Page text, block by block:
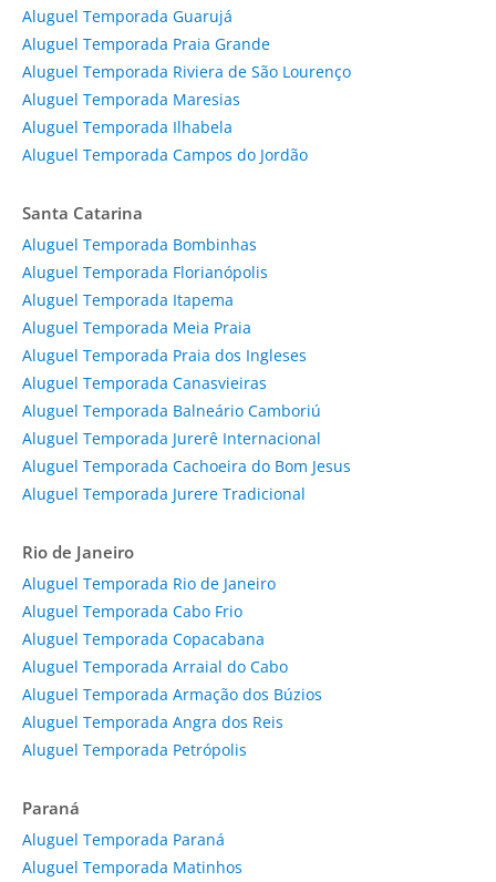
Aluguel Temporada Guarujá
Aluguel Temporada Praia Grande
Aluguel Temporada Riviera de São Lourenço
Aluguel Temporada Maresias
Aluguel Temporada Ilhabela
Aluguel Temporada Campos do Jordão
Santa Catarina
Aluguel Temporada Bombinhas
Aluguel Temporada Florianópolis
Aluguel Temporada Itapema
Aluguel Temporada Meia Praia
Aluguel Temporada Praia dos Ingleses
Aluguel Temporada Canasvieiras
Aluguel Temporada Balneário Camboriú
Aluguel Temporada Jurerê Internacional
Aluguel Temporada Cachoeira do Bom Jesus
Aluguel Temporada Jurere Tradicional
Rio de Janeiro
Aluguel Temporada Rio de Janeiro
Aluguel Temporada Cabo Frio
Aluguel Temporada Copacabana
Aluguel Temporada Arraial do Cabo
Aluguel Temporada Armação dos Búzios
Aluguel Temporada Angra dos Reis
Aluguel Temporada Petrópolis
Paraná
Aluguel Temporada Paraná
Aluguel Temporada Matinhos